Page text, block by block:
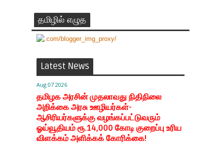
தமிழில் எழுத
Latest News
Aug 07 2026
தமிழக அரசின் முதலாவது நிதிநிலை
அறிக்கை அரசு ஊழியர்கள்-
ஆசிரியர்களுக்கு வழங்கப்பட்டுவரும்
ஓய்வூதியம் ரூ.14,000 கோடி குறைப்பு உரிய
விளக்கம் அளிக்கக் கோரிக்கை!